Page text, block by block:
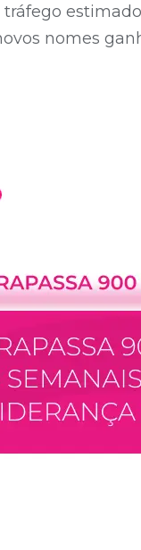
tráfego
nomes